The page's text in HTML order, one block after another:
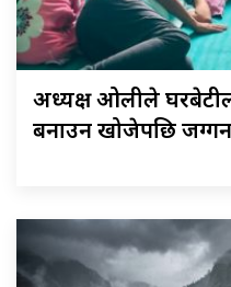
अध्यक्ष ओलीले
बनाउन खोजेपछि